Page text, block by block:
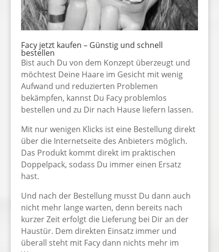
Facy jetzt kaufen – Günstig und schnell
bestellen
Bist auch Du von dem Konzept überzeugt und
möchtest Deine Haare im Gesicht mit wenig
Aufwand und reduzierten Problemen
bekämpfen, kannst Du Facy problemlos
bestellen und zu Dir nach Hause liefern lassen.
Mit nur wenigen Klicks ist eine Bestellung direkt
über die Internetseite des Anbieters möglich.
Das Produkt kommt direkt im praktischen
Doppelpack, sodass Du immer einen Ersatz
hast.
Und nach der Bestellung musst Du dann auch
nicht mehr lange warten, denn bereits nach
kurzer Zeit erfolgt die Lieferung bei Dir an der
Haustür. Dem direkten Einsatz immer und
überall steht mit Facy dann nichts mehr im